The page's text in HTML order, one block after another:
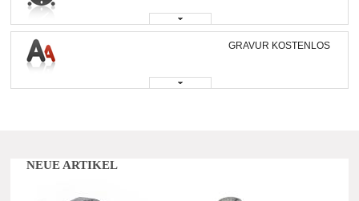
GRAVUR KOSTENLOS
NEUE ARTIKEL